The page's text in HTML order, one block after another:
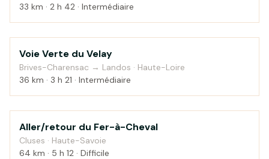
33 km · 2 h 42 · Intermédiaire
Montagne
Voie Verte du Velay
Brives-Charensac → Landos · Haute-Loire
36 km · 3 h 21 · Intermédiaire
Montagne
Aller/retour du Fer-à-Cheval
Cluses · Haute-Savoie
64 km · 5 h 12 · Difficile